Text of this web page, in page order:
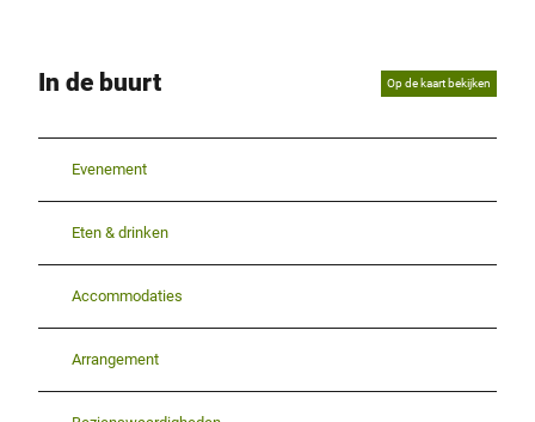
In de buurt Op de kaart bekijken
Evenement
Eten & drinken
Accommodaties
Arrangement